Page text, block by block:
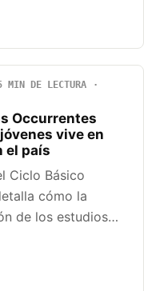
MIN DE LECTURA
Occurrentes
vive en
el país
Ciclo Básico
cómo la
de los estudios…